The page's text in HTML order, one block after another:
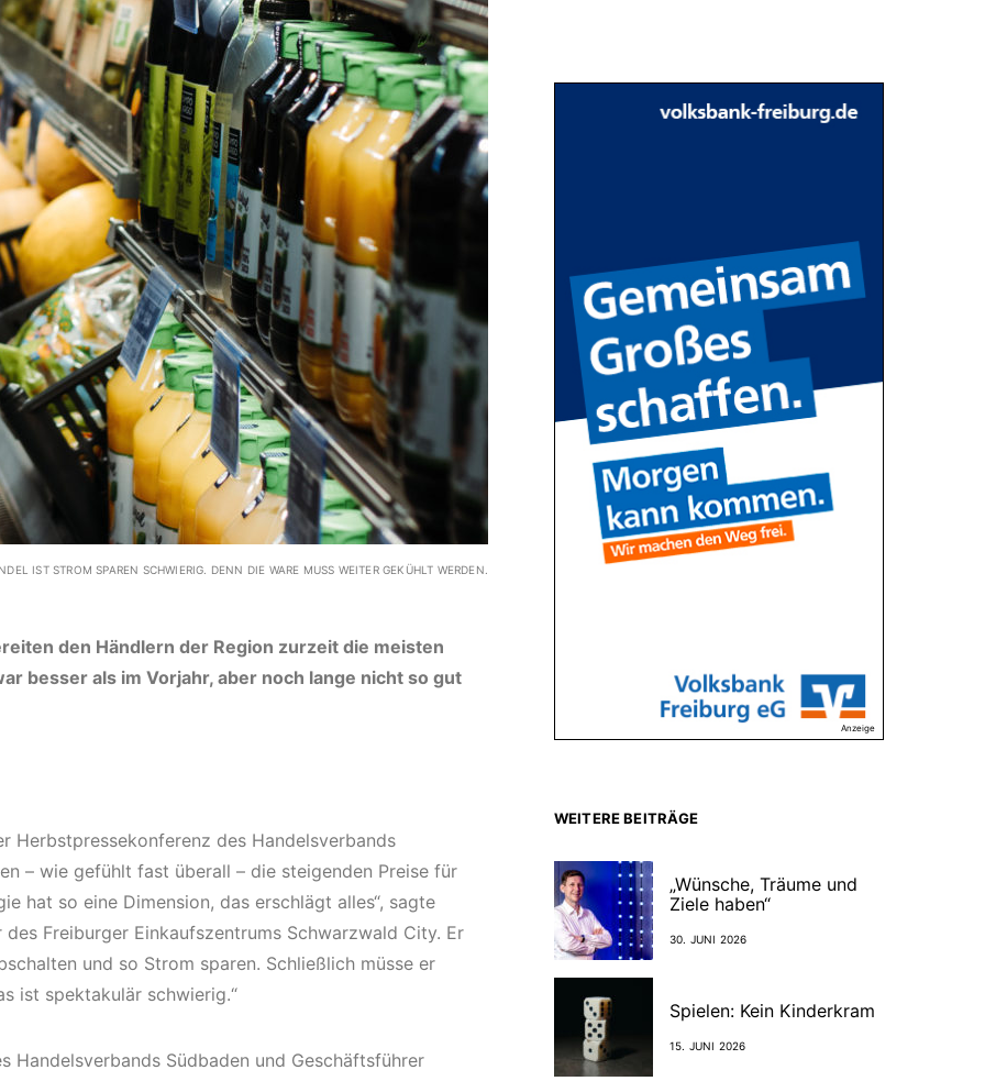
IST STROM SPAREN SCHWIERIG. DENN DIE WARE MUSS WEITER GEKÜHLT WERDEN.
den Händlern der Region zurzeit die meisten
besser als im Vorjahr, aber noch lange nicht so gut
Herbstpressekonferenz des Handelsverbands
– wie gefühlt fast überall – die steigenden Preise für
hat so eine Dimension, das erschlägt alles“, sagte
Freiburger Einkaufszentrums Schwarzwald City. Er
und so Strom sparen. Schließlich müsse er
ist spektakulär schwierig.“
Handelsverbands Südbaden und Geschäftsführer
Anzeige
WEITERE BEITRÄGE
„Wünsche, Träume und
Ziele haben“
30. JUNI 2026
Spielen: Kein Kinderkram
15. JUNI 2026